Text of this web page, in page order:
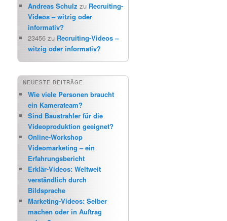
Andreas Schulz zu Recruiting-
Videos – witzig oder
informativ?
23456 zu Recruiting-Videos –
witzig oder informativ?
NEUESTE BEITRÄGE
Wie viele Personen braucht
ein Kamerateam?
Sind Baustrahler für die
Videoproduktion geeignet?
Online-Workshop
Videomarketing – ein
Erfahrungsbericht
Erklär-Videos: Weltweit
verständlich durch
Bildsprache
Marketing-Videos: Selber
machen oder in Auftrag